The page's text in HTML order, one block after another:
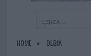
HOME OLBIA